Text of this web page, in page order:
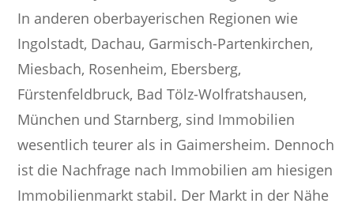
In anderen oberbayerischen Regionen wie
Ingolstadt, Dachau, Garmisch-Partenkirchen,
Miesbach, Rosenheim, Ebersberg,
Fürstenfeldbruck, Bad Tölz-Wolfratshausen,
München und Starnberg, sind Immobilien
wesentlich teurer als in Gaimersheim. Dennoch
ist die Nachfrage nach Immobilien am hiesigen
Immobilienmarkt stabil. Der Markt in der Nähe